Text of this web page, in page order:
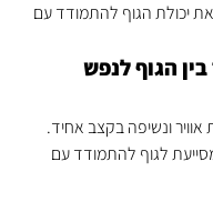
יכולת הגוף להתמודד עם
הגוף לנפש
ונשיפה בקצב אחיד.
לגוף להתמודד עם